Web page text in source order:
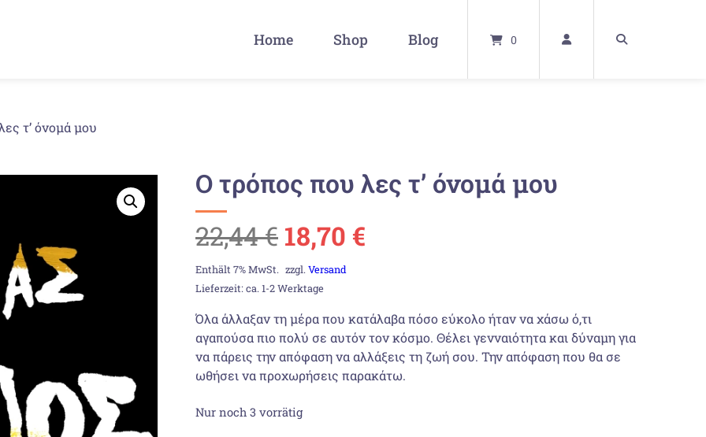
Home Shop Blog 0
τ’ όνομά μου
Ο τρόπος που λες τ’ όνομά μου
22,44€ Ursprünglicher
Preis
war:
22,44 €
18,70 €
ist:
18,70 €.
Enthält 7% MwSt. zzgl. Versand
Lieferzeit: ca. 1-2 Werktage
Όλα άλλαξαν τη μέρα που κατάλαβα πόσο εύκολο ήταν να χάσω ό,τι
αγαπούσα πιο πολύ σε αυτόν τον κόσμο. Θέλει γενναιότητα και δύναμη για
να πάρεις την απόφαση να αλλάξεις τη ζωή σου. Την απόφαση που θα σε
ωθήσει να προχωρήσεις παρακάτω.
Nur noch 3 vorrätig